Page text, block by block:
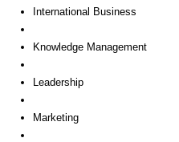
International Business
Knowledge Management
Leadership
Marketing